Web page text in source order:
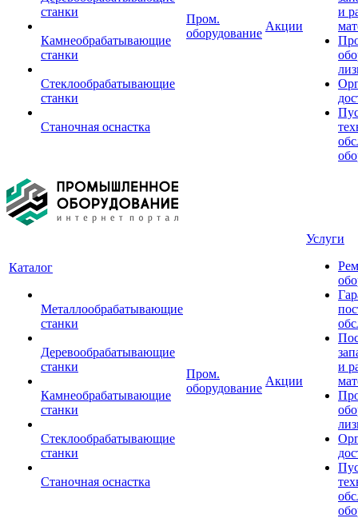
станки
Камнеобрабатывающие
станки
Стеклообрабатывающие
станки
Станочная оснастка
Пром.
оборудование
Акции
и
Каталог
Металлообрабатывающие
станки
Деревообрабатывающие
станки
Камнеобрабатывающие
станки
Стеклообрабатывающие
станки
Станочная оснастка
Пром.
оборудование
Акции
Услуги
и